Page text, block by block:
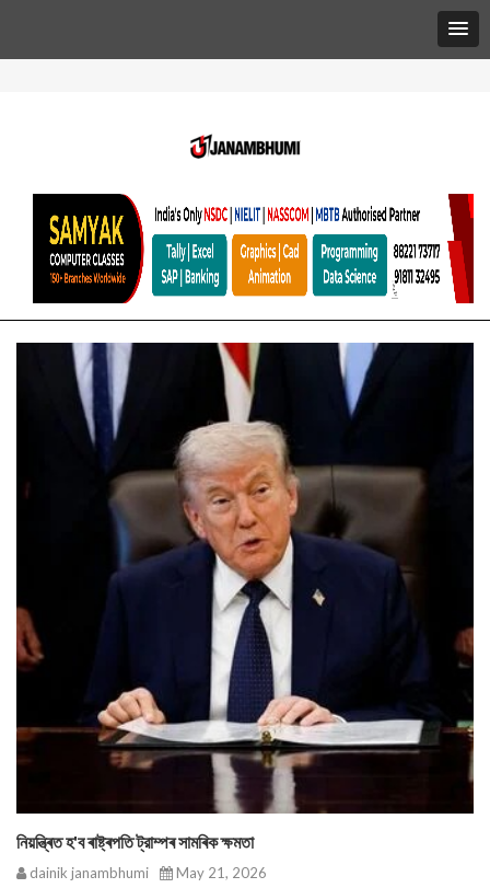
নিয়ন্ত্ৰিত হ'ব ৰাষ্ট্ৰপতি ট্রাম্পৰ সামৰিক ক্ষমতা
dainik janambhumi May 21, 2026